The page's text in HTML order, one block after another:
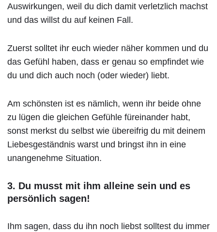
Auswirkungen, weil du dich damit verletzlich machst
und das willst du auf keinen Fall.
Zuerst solltet ihr euch wieder näher kommen und du
das Gefühl haben, dass er genau so empfindet wie
du und dich auch noch (oder wieder) liebt.
Am schönsten ist es nämlich, wenn ihr beide ohne
zu lügen die gleichen Gefühle füreinander habt,
sonst merkst du selbst wie übereifrig du mit deinem
Liebesgeständnis warst und bringst ihn in eine
unangenehme Situation.
3. Du musst mit ihm alleine sein und es
persönlich sagen!
Ihm sagen, dass du ihn noch liebst solltest du immer